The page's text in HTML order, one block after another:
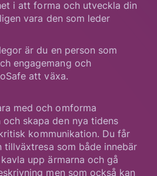
i att forma och utveckla din
vara den som leder
är du en person som
engagemang och
att växa.
med och omforma
och skapa den nya tidens
kommunikation. Du får
tillväxtresa som både innebär
upp ärmarna och gå
men som också kan